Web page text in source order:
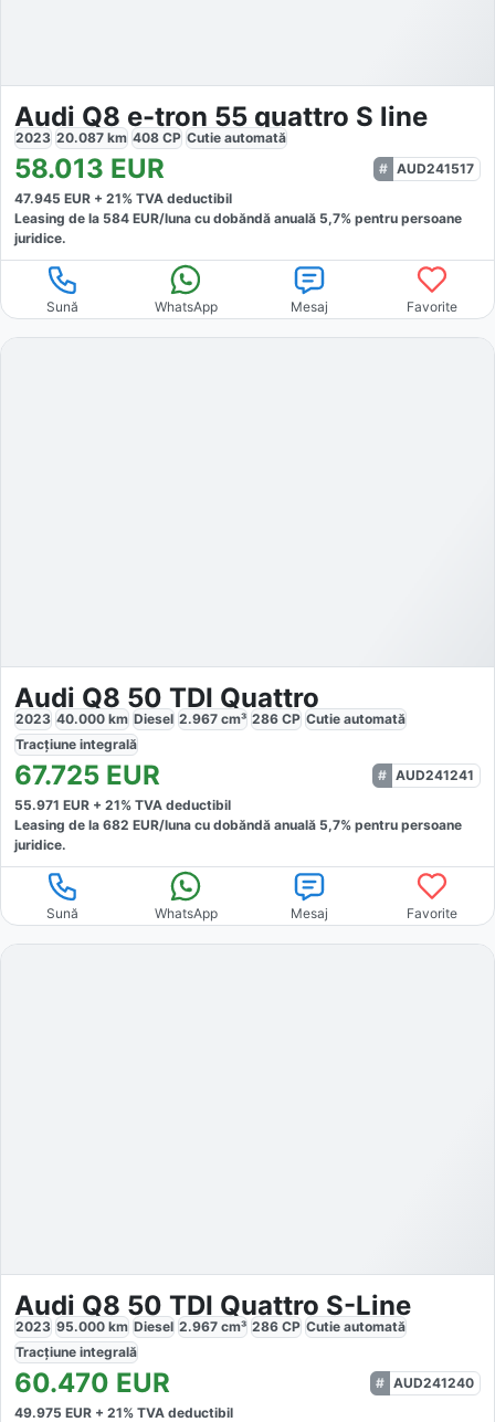
Audi Q8 e-tron 55 quattro S line
2023 20.087 km 408 CP Cutie automată
58.013 EUR
AUD241517
47.945 EUR + 21% TVA deductibil
Leasing de la 584 EUR/luna cu dobăndă anuală 5,7% pentru persoane
juridice.
Sună WhatsApp Mesaj Favorite
Audi Q8 50 TDI Quattro
2023 40.000 km Diesel 2.967 cm³ 286 CP Cutie automată
Tracțiune integrală
67.725 EUR
AUD241241
55.971 EUR + 21% TVA deductibil
Leasing de la 682 EUR/luna cu dobăndă anuală 5,7% pentru persoane
juridice.
Sună WhatsApp Mesaj Favorite
Audi Q8 50 TDI Quattro S-Line
2023 95.000 km Diesel 2.967 cm³ 286 CP Cutie automată
Tracțiune integrală
60.470 EUR
AUD241240
49.975 EUR + 21% TVA deductibil